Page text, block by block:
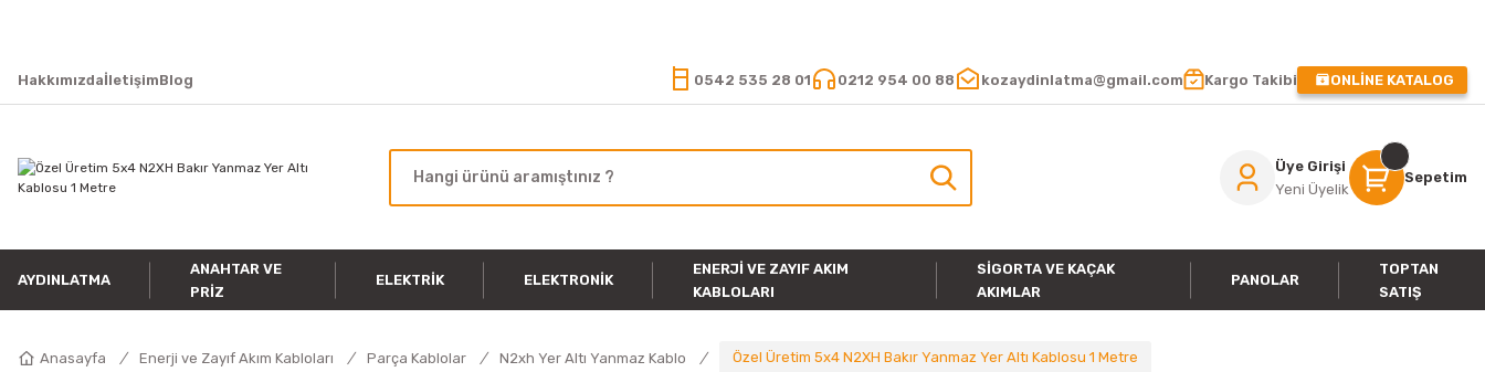
HakkımızdaİletişimBlog 0542 535 28 01 0212 954 00 88 kozaydinlatma@gmail.com Kargo Takibi ONLİNE KATALOG
Üye Girişi
Yeni Üyelik
Sepetim
AYDINLATMA
ANAHTAR VE
PRIZ
ELEKTRIK ELEKTRONIK
ENERJI VE ZAYIF AKIM
KABLOLARI
SIGORTA VE KAÇAK
AKIMLAR
PANOLAR
TOPTAN
SATIŞ
Anasayfa Enerji ve Zayıf Akım Kabloları Parça Kablolar N2xh Yer Altı Yanmaz Kablo Özel Üretim 5x4 N2XH Bakır Yanmaz Yer Altı Kablosu 1 Metre